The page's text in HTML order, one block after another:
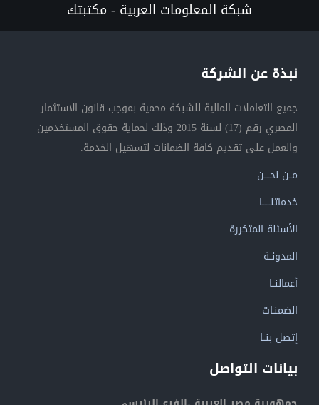
شبكة المعلومات العربية - مكتبتك
نبذة عن الشركة
جميع التعاملات المالية للشبكة محمية بموجب قانون الاستثمار
المصري رقم (17) لسنة 2015 وذلك لحماية حقوق المستخدمين
والعمل على تقديم كافة الضمانات لتسهيل الخدمة.
مــن نحــــن
خدماتنــــــا
الأسئلة المتكررة
المدونــة
أعمالنــا
الضمنـات
إتصل بنــا
بيانات التواصل